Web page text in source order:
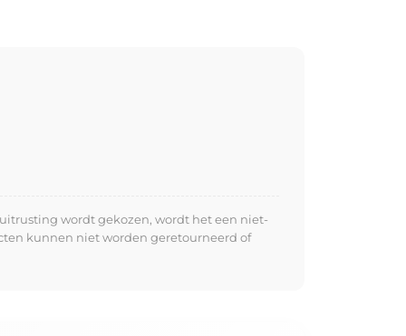
wordt gekozen, wordt het een niet-
kunnen niet worden geretourneerd of